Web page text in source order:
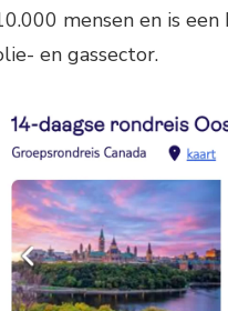
mensen en is
en gassector.